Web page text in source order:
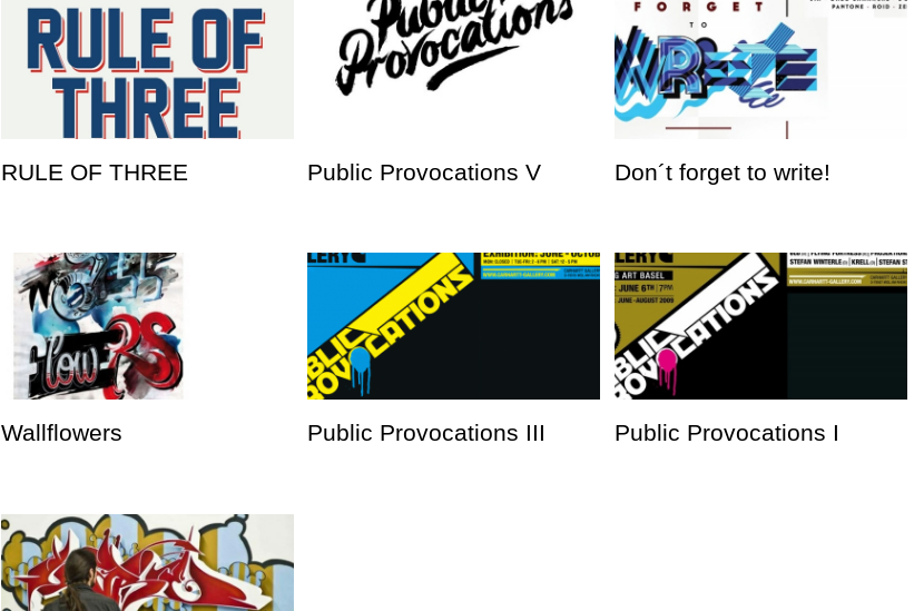
RULE OF THREE Public Provocations V Don´t forget to write!
Wallflowers Public Provocations III Public Provocations I